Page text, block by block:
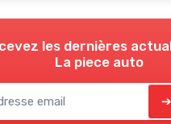
les dernières
La piece auto
➔